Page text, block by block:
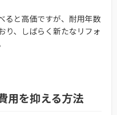
ると高価ですが、耐用年数
り、しばらく新たなリフォ
用を抑える方法